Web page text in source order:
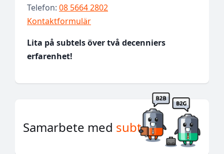
Telefon: 08 5664 2802
Kontaktformulär
Lita på subtels över två decenniers
erfarenhet!
Samarbete med subtel